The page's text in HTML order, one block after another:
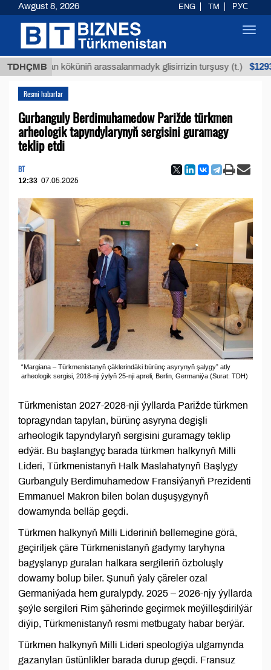
TDHÇMBköküniň arassalanmadyk glisirrizin turşusy (t.) $12935,18
Resmi habarlar
Gurbanguly Berdimuhamedow Parižde türkmen
arheologik tapyndylarynyň sergisini guramagy
teklip etdi
BT
12:33 07.05.2025
“Margiana – Türkmenistanyň çäklerindäki bürünç asyrynyň şalygy” atly
arheologik sergisi, 2018-nji ýylyň 25-nji apreli, Berlin, Germaniýa (Surat: TDH)
Türkmenistan 2027-2028-nji ýyllarda Parižde türkmen
topragyndan tapylan, bürünç asyryna degişli
arheologik tapyndylaryň sergisini guramagy teklip
edýär. Bu başlangyç barada türkmen halkynyň Milli
Lideri, Türkmenistanyň Halk Maslahatynyň Başlygy
Gurbanguly Berdimuhamedow Fransiýanyň Prezidenti
Emmanuel Makron bilen bolan duşuşygynyň
dowamynda belläp geçdi.
Türkmen halkynyň Milli Lideriniň bellemegine görä,
geçiriljek çäre Türkmenistanyň gadymy taryhyna
bagyşlanyp guralan halkara sergileriň özboluşly
dowamy bolup biler. Şunuň ýaly çäreler ozal
Germaniýada hem guralypdy. 2025 – 2026-njy ýyllarda
şeýle sergileri Rim şäherinde geçirmek meýilleşdirilýär
diýip, Türkmenistanyň resmi metbugaty habar berýär.
Türkmen halkynyň Milli Lideri speologiýa ulgamynda
gazanylan üstünlikler barada durup geçdi. Fransuz
Awgust 8, 2026 ENG TM РУС